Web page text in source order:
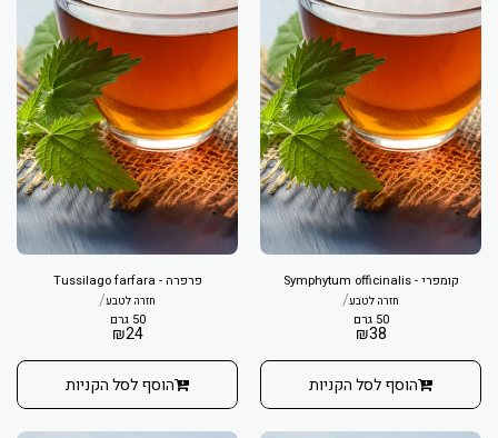
קומפרי - Symphytum officinalis
חזרה לטבע/
50 גרם
₪38
הוסף לסל הקניות
פרפרה - Tussilago farfara
חזרה לטבע/
50 גרם
₪24
הוסף לסל הקניות